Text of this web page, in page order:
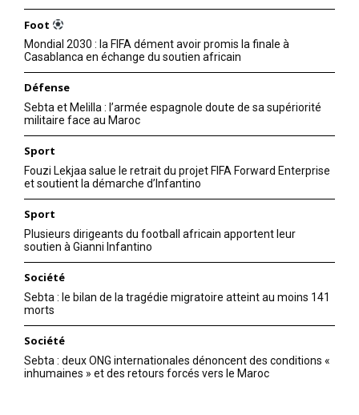
et les Houthis
Foot
Mondial 2030 : la FIFA dément avoir promis la finale à
Casablanca en échange du soutien africain
Défense
Sebta et Melilla : l’armée espagnole doute de sa supériorité
militaire face au Maroc
Sport
Fouzi Lekjaa salue le retrait du projet FIFA Forward Enterprise
et soutient la démarche d’Infantino
Sport
Plusieurs dirigeants du football africain apportent leur
soutien à Gianni Infantino
Société
Sebta : le bilan de la tragédie migratoire atteint au moins 141
morts
Société
Sebta : deux ONG internationales dénoncent des conditions «
inhumaines » et des retours forcés vers le Maroc